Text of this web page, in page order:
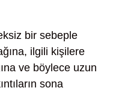
bir sebeple
ilgili kişilere
ve böylece uzun
sona